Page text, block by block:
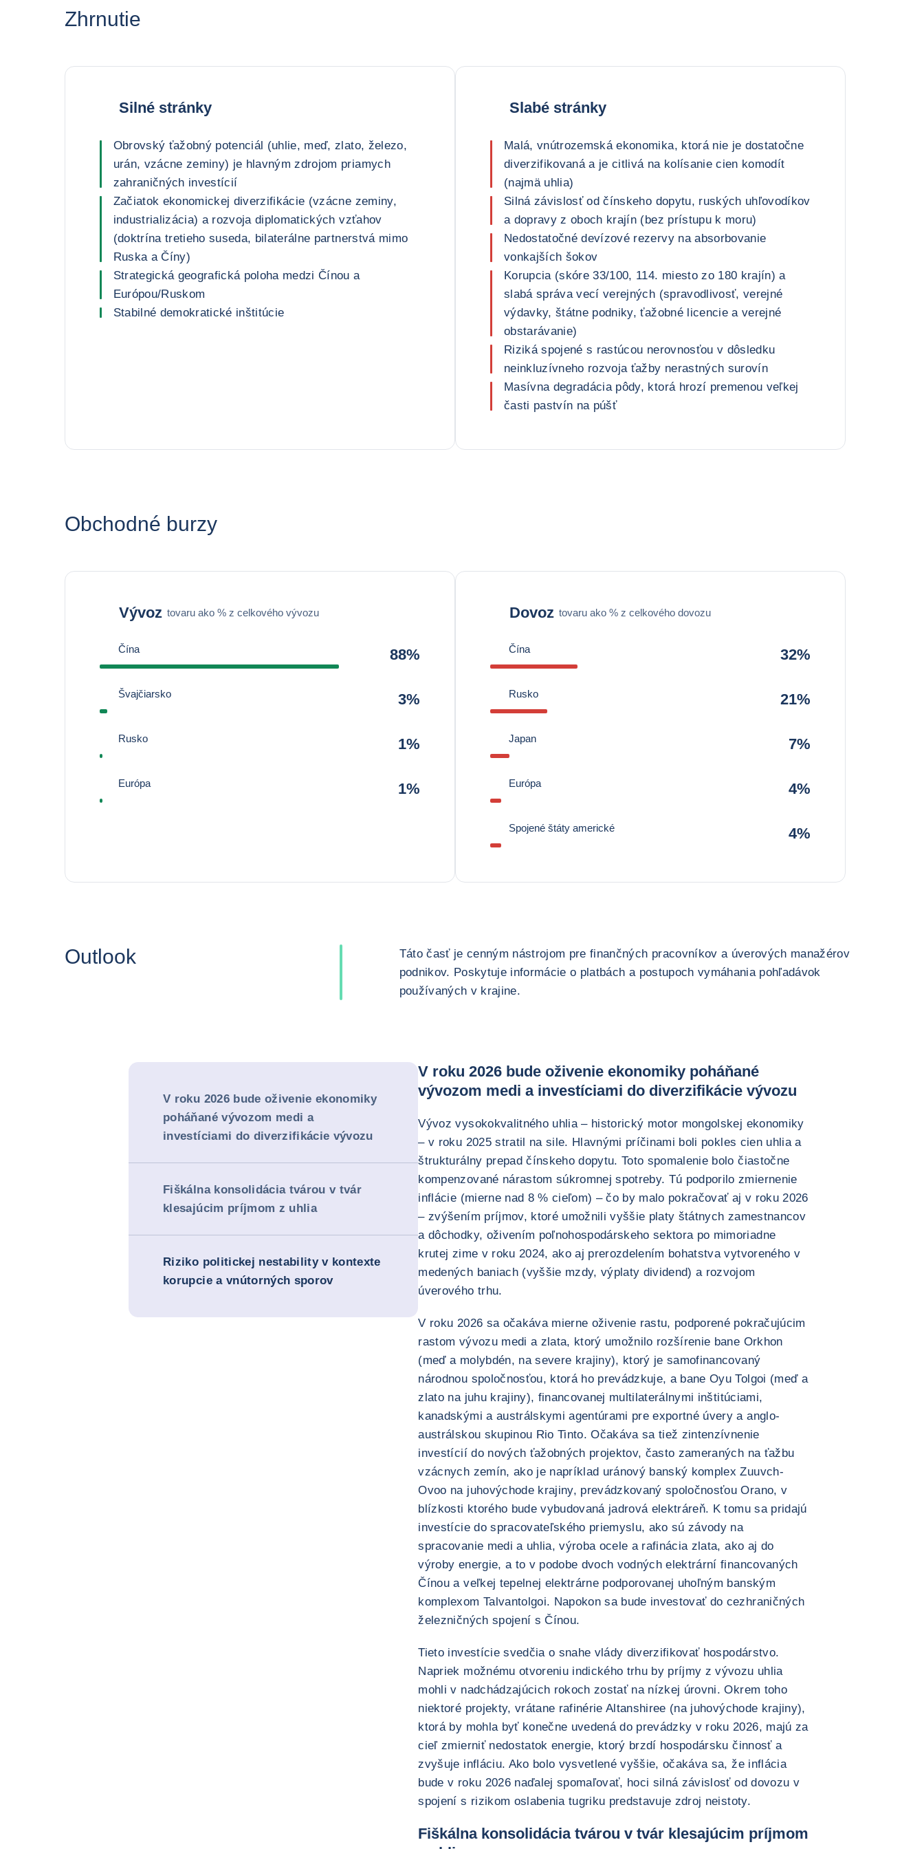
Zhrnutie
Silné stránky
Obrovský ťažobný potenciál (uhlie, meď, zlato, železo,
urán, vzácne zeminy) je hlavným zdrojom priamych
zahraničných investícií
Začiatok ekonomickej diverzifikácie (vzácne zeminy,
industrializácia) a rozvoja diplomatických vzťahov
(doktrína tretieho suseda, bilaterálne partnerstvá mimo
Ruska a Číny)
Strategická geografická poloha medzi Čínou a
Európou/Ruskom
Stabilné demokratické inštitúcie
Slabé stránky
Malá, vnútrozemská ekonomika, ktorá nie je dostatočne
diverzifikovaná a je citlivá na kolísanie cien komodít
(najmä uhlia)
Silná závislosť od čínskeho dopytu, ruských uhľovodíkov
a dopravy z oboch krajín (bez prístupu k moru)
Nedostatočné devízové rezervy na absorbovanie
vonkajších šokov
Korupcia (skóre 33/100, 114. miesto zo 180 krajín) a
slabá správa vecí verejných (spravodlivosť, verejné
výdavky, štátne podniky, ťažobné licencie a verejné
obstarávanie)
Riziká spojené s rastúcou nerovnosťou v dôsledku
neinkluzívneho rozvoja ťažby nerastných surovín
Masívna degradácia pôdy, ktorá hrozí premenou veľkej
časti pastvín na púšť
Obchodné burzy
Vývoz tovaru ako % z celkového vývozu
Čína 88%
Švajčiarsko 3%
Rusko 1%
Európa 1%
Dovoz tovaru ako % z celkového dovozu
Čína 32%
Rusko 21%
Japan 7%
Európa 4%
Spojené štáty americké 4%
Outlook
Táto časť je cenným nástrojom pre finančných pracovníkov a úverových manažérov
podnikov. Poskytuje informácie o platbách a postupoch vymáhania pohľadávok
používaných v krajine.
V roku 2026 bude oživenie ekonomiky
poháňané vývozom medi a
investíciami do diverzifikácie vývozu
Fiškálna konsolidácia tvárou v tvár
klesajúcim príjmom z uhlia
Riziko politickej nestability v kontexte
korupcie a vnútorných sporov
V roku 2026 bude oživenie ekonomiky poháňané
vývozom medi a investíciami do diverzifikácie vývozu
Vývoz vysokokvalitného uhlia – historický motor mongolskej ekonomiky
– v roku 2025 stratil na sile. Hlavnými príčinami boli pokles cien uhlia a
štrukturálny prepad čínskeho dopytu. Toto spomalenie bolo čiastočne
kompenzované nárastom súkromnej spotreby. Tú podporilo zmiernenie
inflácie (mierne nad 8 % cieľom) – čo by malo pokračovať aj v roku 2026
– zvýšením príjmov, ktoré umožnili vyššie platy štátnych zamestnancov
a dôchodky, oživením poľnohospodárskeho sektora po mimoriadne
krutej zime v roku 2024, ako aj prerozdelením bohatstva vytvoreného v
medených baniach (vyššie mzdy, výplaty dividend) a rozvojom
úverového trhu.
V roku 2026 sa očakáva mierne oživenie rastu, podporené pokračujúcim
rastom vývozu medi a zlata, ktorý umožnilo rozšírenie bane Orkhon
(meď a molybdén, na severe krajiny), ktorý je samofinancovaný
národnou spoločnosťou, ktorá ho prevádzkuje, a bane Oyu Tolgoi (meď a
zlato na juhu krajiny), financovanej multilaterálnymi inštitúciami,
kanadskými a austrálskymi agentúrami pre exportné úvery a anglo-
austrálskou skupinou Rio Tinto. Očakáva sa tiež zintenzívnenie
investícií do nových ťažobných projektov, často zameraných na ťažbu
vzácnych zemín, ako je napríklad uránový banský komplex Zuuvch-
Ovoo na juhovýchode krajiny, prevádzkovaný spoločnosťou Orano, v
blízkosti ktorého bude vybudovaná jadrová elektráreň. K tomu sa pridajú
investície do spracovateľského priemyslu, ako sú závody na
spracovanie medi a uhlia, výroba ocele a rafinácia zlata, ako aj do
výroby energie, a to v podobe dvoch vodných elektrární financovaných
Čínou a veľkej tepelnej elektrárne podporovanej uhoľným banským
komplexom Talvantolgoi. Napokon sa bude investovať do cezhraničných
železničných spojení s Čínou.
Tieto investície svedčia o snahe vlády diverzifikovať hospodárstvo.
Napriek možnému otvoreniu indického trhu by príjmy z vývozu uhlia
mohli v nadchádzajúcich rokoch zostať na nízkej úrovni. Okrem toho
niektoré projekty, vrátane rafinérie Altanshiree (na juhovýchode krajiny),
ktorá by mohla byť konečne uvedená do prevádzky v roku 2026, majú za
cieľ zmierniť nedostatok energie, ktorý brzdí hospodársku činnosť a
zvyšuje infláciu. Ako bolo vysvetlené vyššie, očakáva sa, že inflácia
bude v roku 2026 naďalej spomaľovať, hoci silná závislosť od dovozu v
spojení s rizikom oslabenia tugriku predstavuje zdroj neistoty.
Fiškálna konsolidácia tvárou v tvár klesajúcim príjmom